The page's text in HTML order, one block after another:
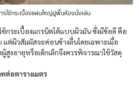
ใช้กระเบื้องแผ่นใหญ่ปูพื้นห้องนั่งเล่น
กระเบื้องแกรนิตโต้แบบผิวมัน ซึ่งมีข้อดี คือ
ต่ผิวสัมผัสจะค่อนข้างลื่นโดยเฉพาะเมื่อ
งอายุหรือเด็กเล็กจึงควรพิจารณาใช้วัสดุ
ต่อตารางเมตร